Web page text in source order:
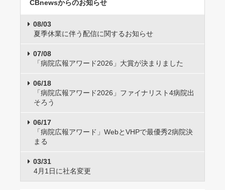
CBnewsからのお知らせ
08/03
夏季休業に伴う配信に関するお知らせ
07/08
「病院広報アワード2026」大賞が決まりました
06/18
「病院広報アワード2026」ファイナリスト4病院出
そろう
06/17
「病院広報アワード」WebとVHPで最優秀2病院決
まる
03/31
4月1日に社名変更